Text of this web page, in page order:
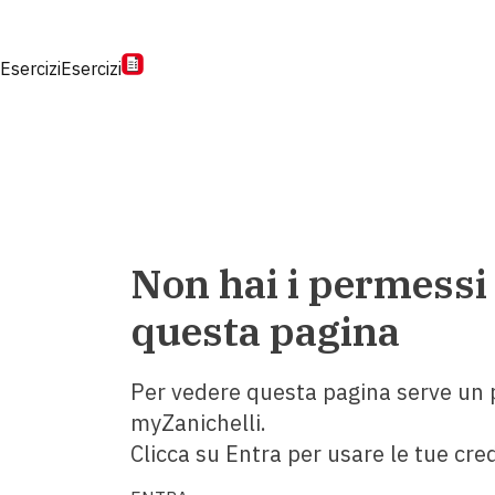
EserciziEsercizi
Non hai i
questa pagina
Per vedere questa pagina serve un
myZanichelli.
Clicca su Entra per usare le tue